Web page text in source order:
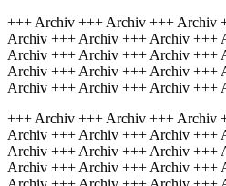
+++ Archiv +++ Archiv +++ Archiv
Archiv +++ Archiv +++ Archiv +++
Archiv +++ Archiv +++ Archiv +++
Archiv +++ Archiv +++ Archiv +++
Archiv +++ Archiv +++ Archiv +++
+++ Archiv +++ Archiv +++ Archiv
Archiv +++ Archiv +++ Archiv +++
Archiv +++ Archiv +++ Archiv +++
Archiv +++ Archiv +++ Archiv +++